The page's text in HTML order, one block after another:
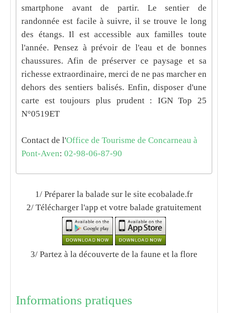
smartphone avant de partir. Le sentier de
randonnée est facile à suivre, il se trouve le long
des étangs. Il est accessible aux familles toute
l'année. Pensez à prévoir de l'eau et de bonnes
chaussures. Afin de préserver ce paysage et sa
richesse extraordinaire, merci de ne pas marcher en
dehors des sentiers balisés. Enfin, disposer d'une
carte est toujours plus prudent : IGN Top 25
N°0519ET
Contact de l'Office de Tourisme de Concarneau à
Pont-Aven: 02-98-06-87-90
1/ Préparer la balade sur le site ecobalade.fr
2/ Télécharger l'app et votre balade gratuitement
3/ Partez à la découverte de la faune et la flore
Informations pratiques